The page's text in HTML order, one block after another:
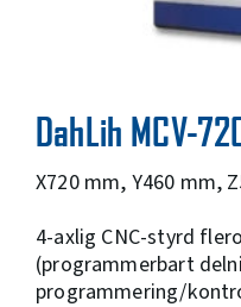
DahLih MCV-
X720 mm, Y460 mm,
4-axlig CNC-styrd
(programmerbart
programmering/